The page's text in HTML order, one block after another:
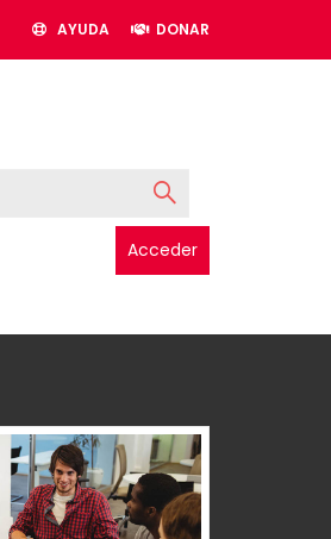
AYUDA DONAR
Acceder